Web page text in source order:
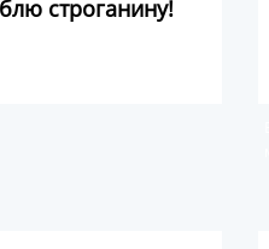
строганину!